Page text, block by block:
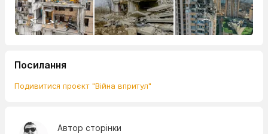
Посилання
Подивитися проєкт "Війна впритул"
Автор сторінки